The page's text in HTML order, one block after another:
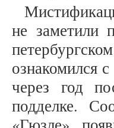
не заметили
ознакомился
через год
подделке.